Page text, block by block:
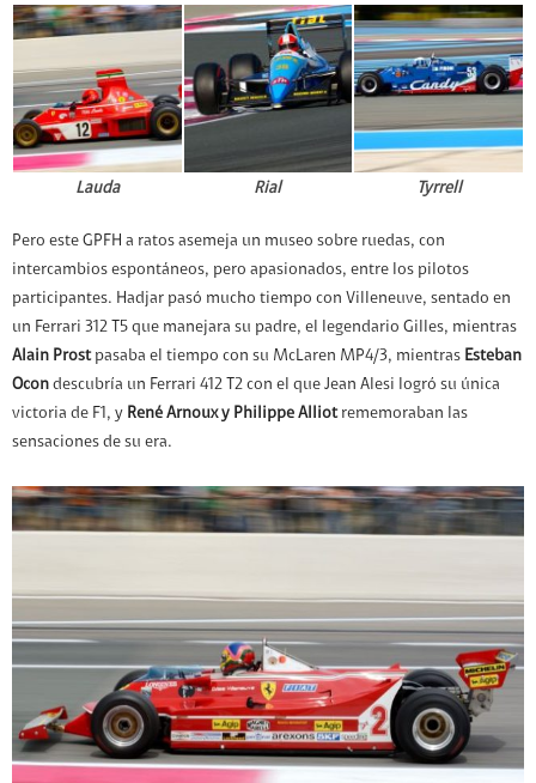
Lauda Rial Tyrrell
Pero este GPFH a ratos asemeja un museo sobre ruedas, con
intercambios espontáneos, pero apasionados, entre los pilotos
participantes. Hadjar pasó mucho tiempo con Villeneuve, sentado en
un Ferrari 312 T5 que manejara su padre, el legendario Gilles, mientras
Alain Prostpasaba el tiempo con su McLaren MP4/3, mientras Esteban
Ocon descubría un Ferrari 412 T2 con el que Jean Alesi logró su única
victoria de F1, y René Arnoux y Philippe Alliotrememoraban las
sensaciones de su era.